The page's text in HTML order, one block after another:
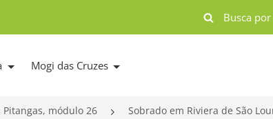
Mogi das Cruzes
Pitangas, módulo 26